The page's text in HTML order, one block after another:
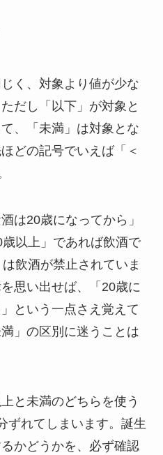
く、対象より値が少な
だし「以下」が対象と
、「未満」は対象とな
どの記号でいえば「＜
は20歳になってから」
以上」であれば飲酒で
飲酒が禁止されていま
思い出せば、「20歳に
という一点さえ覚えて
」の区別に迷うことは
と未満のどちらを使う
ずれてしまいます。誕生
かどうかを、必ず確認